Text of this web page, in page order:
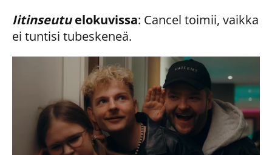
Iitinseutuelokuvissa: Cancel toimii, vaikka
ei tuntisi tubeskeneä.